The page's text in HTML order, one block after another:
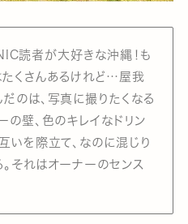
読者が大好きな沖縄！も
くさんあるけれど…屋我
のは、写真に撮りたくなる
の壁、色のキレイなドリン
いを際立て、なのに混じり
それはオーナーのセンス